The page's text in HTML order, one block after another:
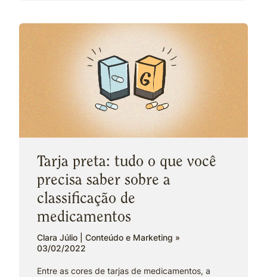
Tarja preta: tudo o que você
precisa saber sobre a
classificação de
medicamentos
Clara Júlio | Conteúdo e Marketing
03/02/2022
Entre as cores de tarjas de medicamentos, a